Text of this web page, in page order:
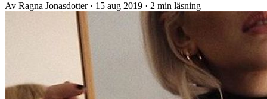
Av Ragna Jonasdotter · 15 aug 2019 · 2 min läsning